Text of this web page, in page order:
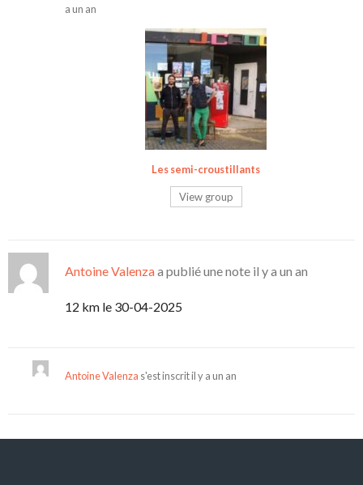
a un an
Les semi-croustillants
View group
Antoine Valenzaa publié une note il y a un an
12 km le 30-04-2025
Antoine Valenza s'est inscritil y a un an